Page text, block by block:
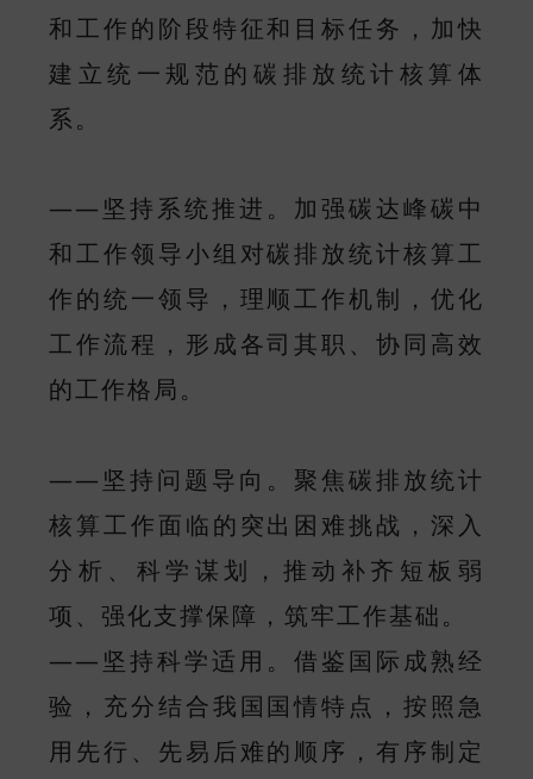
和工作的阶段特征和目标任务，加快
建立统一规范的碳排放统计核算体
系。
——坚持系统推进。加强碳达峰碳中
和工作领导小组对碳排放统计核算工
作的统一领导，理顺工作机制，优化
工作流程，形成各司其职、协同高效
的工作格局。
——坚持问题导向。聚焦碳排放统计
核算工作面临的突出困难挑战，深入
分析、科学谋划，推动补齐短板弱
项、强化支撑保障，筑牢工作基础。
——坚持科学适用。借鉴国际成熟经
验，充分结合我国国情特点，按照急
用先行、先易后难的顺序，有序制定